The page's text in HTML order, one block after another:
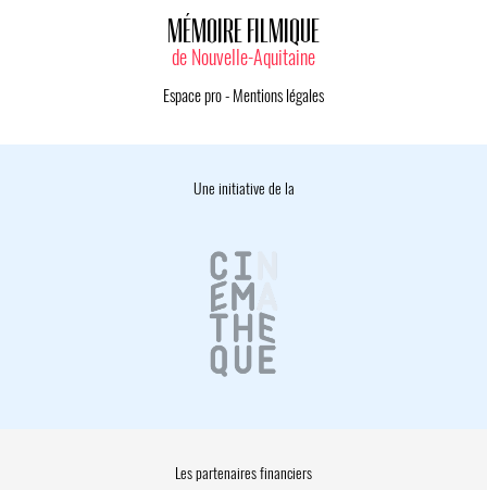
MÉMOIRE FILMIQUE
de Nouvelle-Aquitaine
Espace pro- Mentions légales
Une initiative de la
Les partenaires financiers